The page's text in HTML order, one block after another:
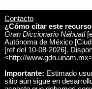
Contacto
¿Cómo citar este
Gran Diccionario Náhuatl
Autónoma de México
[ref del 10-08-2026].
<http://www.gdn.unam.mx>
Importante: Estimado
sitio aún sigue en